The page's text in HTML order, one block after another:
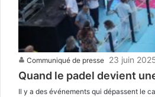
Communiqué de presse 23 juin
Quand le padel devient
Il y a des événements qui dépassent le